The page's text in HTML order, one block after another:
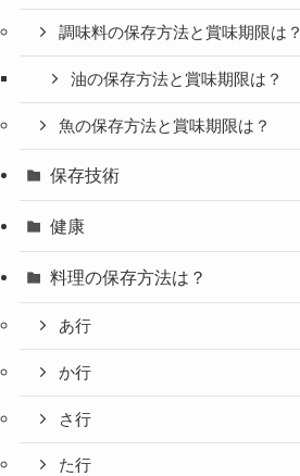
調味料の保存方法と賞味期限は？
油の保存方法と賞味期限は？
魚の保存方法と賞味期限は？
保存技術
健康
料理の保存方法は？
あ行
か行
さ行
た行